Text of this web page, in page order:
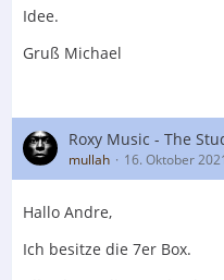
Idee.
Gruß Michael
Roxy Music - The
mullah 16. Oktober
Hallo Andre,
Ich besitze die 7er Box.